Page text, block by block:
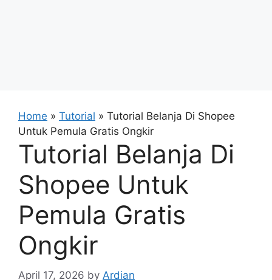
Home » Tutorial » Tutorial Belanja Di Shopee
Untuk Pemula Gratis Ongkir
Tutorial Belanja Di
Shopee Untuk
Pemula Gratis
Ongkir
April 17, 2026 by Ardian